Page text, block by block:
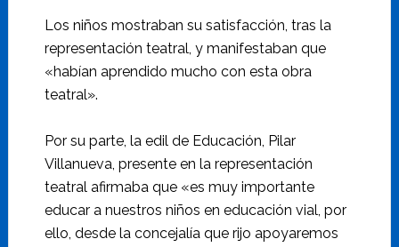
Los niños mostraban su satisfacción, tras la
representación teatral, y manifestaban que
«habían aprendido mucho con esta obra
teatral».
Por su parte, la edil de Educación, Pilar
Villanueva, presente en la representación
teatral afirmaba que «es muy importante
educar a nuestros niños en educación vial, por
ello, desde la concejalía que rijo apoyaremos